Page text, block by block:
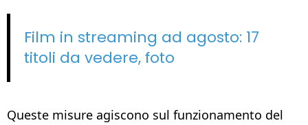
Film in streaming ad agosto: 17
titoli da vedere, foto
Queste misure agiscono sul funzionamento del